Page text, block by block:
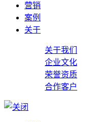
营销
案例
关于
关于我们
企业文化
荣誉资质
合作客户